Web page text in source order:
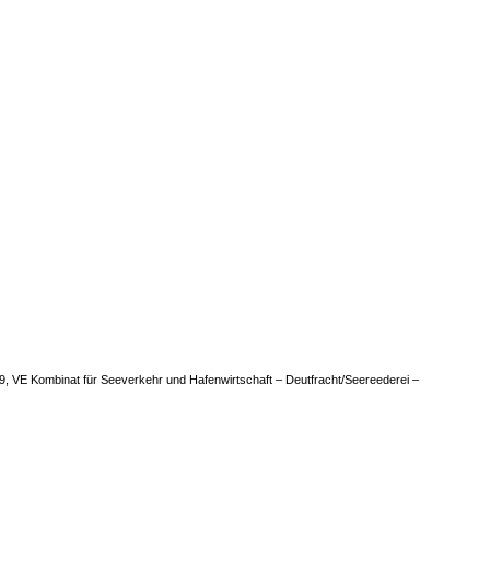
Kombinat für Seeverkehr und Hafenwirtschaft – Deutfracht/Seereederei –